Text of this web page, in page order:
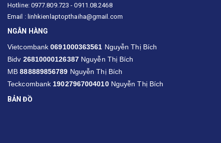
Hotline: 0977.809.723 - 0911.08.2468
Email : linhkienlaptopthaiha@gmail.com
NGÂN HÀNG
Vietcombank0691000363561 Nguyễn Thị Bích
Bidv 26810000126387Nguyễn Thị Bích
MB888889856789 Nguyễn Thị Bích
Teckcombank 19027967004010Nguyễn Thị Bích
BẢN ĐỒ